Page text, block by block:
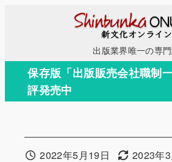
コ
テ
出版業界唯一の専
保存版「出版販売会社職制
評発売中
2022年5月19日
2023年